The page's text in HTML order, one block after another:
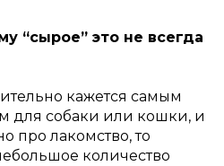
“сырое” это не всегда
кажется самым
для собаки или кошки, и
про лакомство, то
количество